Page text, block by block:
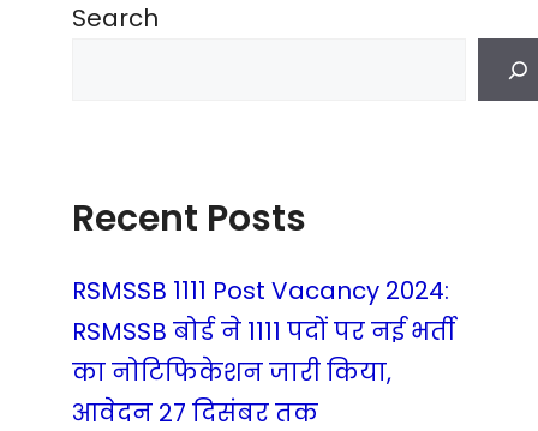
Search
Recent Posts
RSMSSB 1111 Post Vacancy 2024:
RSMSSB बोर्ड ने 1111 पदों पर नई भर्ती
का नोटिफिकेशन जारी किया,
आवेदन 27 दिसंबर तक